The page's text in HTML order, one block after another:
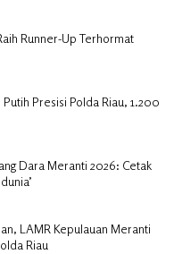
Runner-Up Terhormat
Presisi Polda Riau, 1.200
Dara Meranti 2026: Cetak
LAMR Kepulauan Meranti
Riau